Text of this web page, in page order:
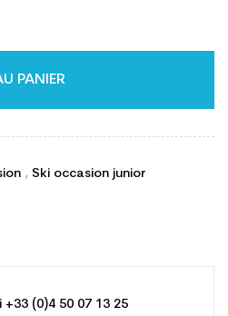
PANIER
, Ski occasion junior
(0)4 50 07 13 25